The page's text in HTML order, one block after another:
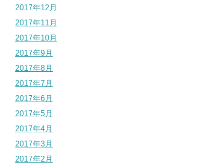
2017年12月
2017年11月
2017年10月
2017年9月
2017年8月
2017年7月
2017年6月
2017年5月
2017年4月
2017年3月
2017年2月